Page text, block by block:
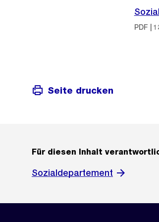
PDF |
Seite drucken
Für diesen Inhalt
Sozialdepartement